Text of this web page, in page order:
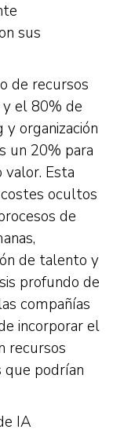
sus
de recursos
el 80% de
organización
un 20% para
Esta
ocultos
de
de talento y
profundo de
compañías
incorporar el
recursos
que podrían
IA